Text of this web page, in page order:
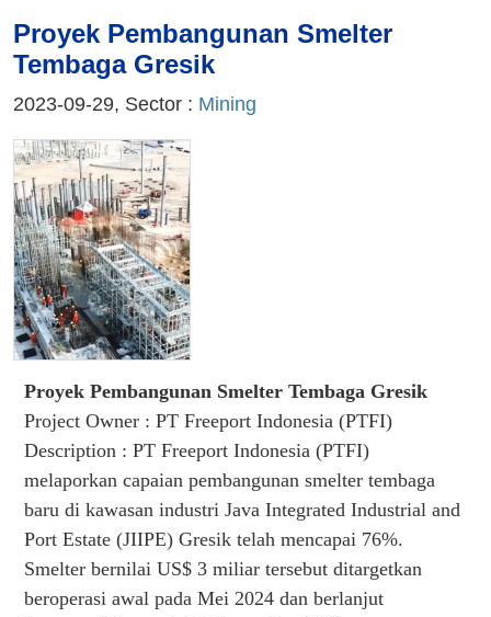
Proyek Pembangunan Smelter
Tembaga Gresik
2023-09-29, Sector : Mining
Proyek Pembangunan Smelter Tembaga Gresik
Project Owner : PT Freeport Indonesia (PTFI)
Description : PT Freeport Indonesia (PTFI)
melaporkan capaian pembangunan smelter tembaga
baru di kawasan industri Java Integrated Industrial and
Port Estate (JIIPE) Gresik telah mencapai 76%.
Smelter bernilai US$ 3 miliar tersebut ditargetkan
beroperasi awal pada Mei 2024 dan berlanjut